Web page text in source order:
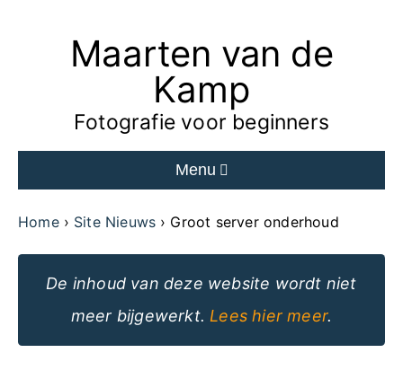
Maarten van de
Kamp
Fotografie voor beginners
Menu
Home Site Nieuws Groot server onderhoud
De inhoud van deze website wordt niet
meer bijgewerkt. Lees hier meer.